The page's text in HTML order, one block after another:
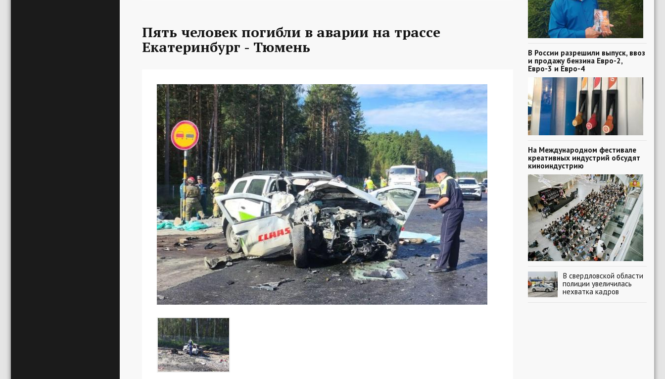
Пять человек погибли в аварии на трассе
Екатеринбург - Тюмень
В России разрешили выпуск, ввоз
и продажу бензина Евро-2,
Евро-3 и Евро-4
На Международном фестивале
креативных индустрий обсудят
киноиндустрию
В свердловской области
полиции увеличилась
нехватка кадров